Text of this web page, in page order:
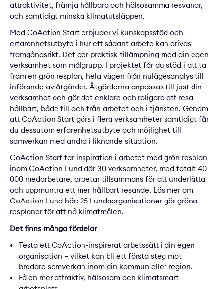
attraktivitet, främja hållbara och hälsosamma resvanor,
och samtidigt minska klimatutsläppen.
Med CoAction Start erbjuder vi kunskapsstöd och
erfarenhetsutbyte i hur ett sådant arbete kan drivas
framgångsrikt. Det ger praktisk tillämpning med din egen
verksamhet som målgrupp. I projektet får du stöd i att ta
fram en grön resplan, hela vägen från nulägesanalys till
införande av åtgärder. Åtgärderna anpassas till just din
verksamhet och gör det enklare och roligare att resa
hållbart, både till och från arbetet och i tjänsten. Genom
att CoAction Start görs i flera verksamheter samtidigt får
du dessutom erfarenhetsutbyte och möjlighet till
samverkan med andra i liknande situation.
CoAction Start tar inspiration i arbetet med grön resplan
inom CoAction Lund där 30 verksamheter, med totalt 40
000 medarbetare, arbetar tillsammans för att underlätta
och uppmuntra ett mer hållbart resande. Läs mer om
CoAction Lund här: 25 Lundaorganisationer gör gröna
resplaner för att nå klimatmålen.
Det finns många fördelar
Testa ett CoAction-inspirerat arbetssätt i din egen
organisation – vilket kan bli ett första steg mot
bredare samverkan inom din kommun eller region.
Få en mer attraktiv, hälsosam och klimatsmart